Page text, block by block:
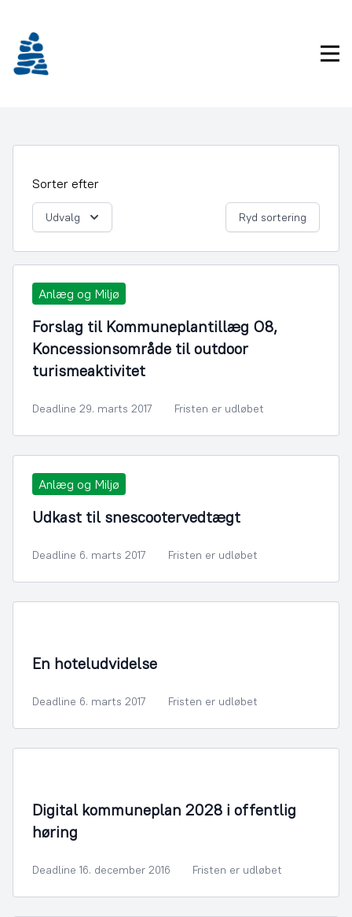
indhold
Sorter efter
Udvalg Ryd sortering
Anlæg og Miljø
Forslag til Kommuneplantillæg O8,
Koncessionsområde til outdoor
turismeaktivitet
Deadline 29. marts 2017 Fristen er udløbet
Anlæg og Miljø
Udkast til snescootervedtægt
Deadline 6. marts 2017 Fristen er udløbet
En hoteludvidelse
Deadline 6. marts 2017 Fristen er udløbet
Digital kommuneplan 2028 i offentlig
høring
Deadline 16. december 2016 Fristen er udløbet